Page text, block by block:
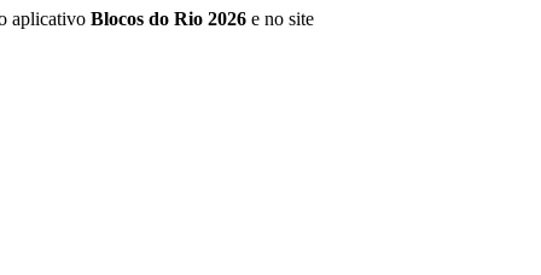
aplicativo Blocos do Rio 2026 e no site